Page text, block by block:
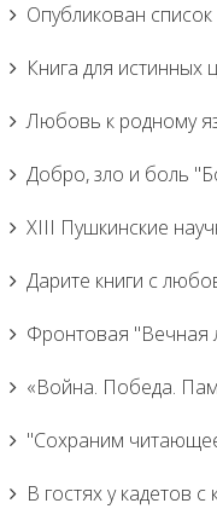
Опубликован
Книга для истинных
Любовь к родному
Добро, зло и боль
XIII Пушкинские
Дарите книги с
Фронтовая "Вечная
«Война. Победа.
"Сохраним
В гостях у кадетов с